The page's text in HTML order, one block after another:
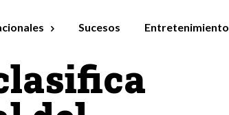
Sucesos Entretenimiento